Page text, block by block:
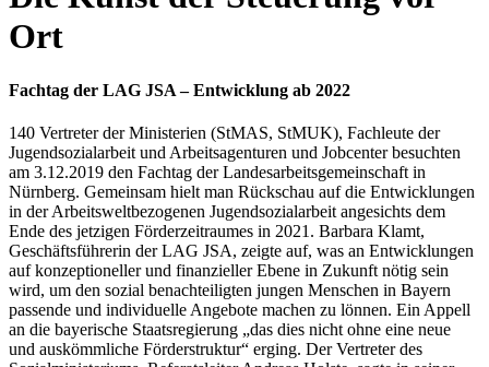
Ort
Fachtag der LAG JSA – Entwicklung ab 2022
140 Vertreter der Ministerien (StMAS, StMUK), Fachleute der
Jugendsozialarbeit und Arbeitsagenturen und Jobcenter besuchten
am 3.12.2019 den Fachtag der Landesarbeitsgemeinschaft in
Nürnberg. Gemeinsam hielt man Rückschau auf die Entwicklungen
in der Arbeitsweltbezogenen Jugendsozialarbeit angesichts dem
Ende des jetzigen Förderzeitraumes in 2021. Barbara Klamt,
Geschäftsführerin der LAG JSA, zeigte auf, was an Entwicklungen
auf konzeptioneller und finanzieller Ebene in Zukunft nötig sein
wird, um den sozial benachteiligten jungen Menschen in Bayern
passende und individuelle Angebote machen zu lönnen. Ein Appell
an die bayerische Staatsregierung „das dies nicht ohne eine neue
und auskömmliche Förderstruktur“ erging. Der Vertreter des